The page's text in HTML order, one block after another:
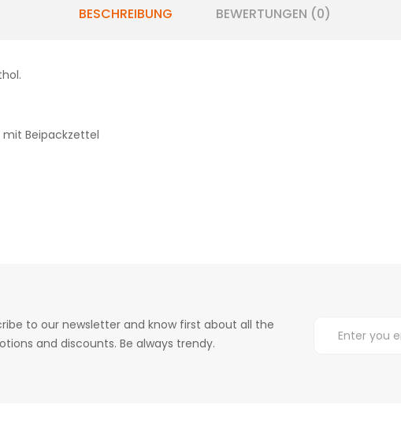
BESCHREIBUNG BEWERTUNGEN (0)
mit Beipackzettel
to our newsletter and know first about all the
and discounts. Be always trendy.